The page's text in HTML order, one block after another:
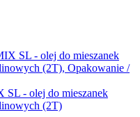
- olej do mieszanek
(2T)